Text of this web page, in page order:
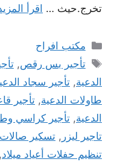
تخرج.حيث … اقرأ
التصنيفات
مكتب افراح
الوسوم
تأجير بس رقص,
الدعية, تأجير سجاد
طاولات الدعية, تأجير
الدعية, تأجير كراسي
تاجير ليزر , تسكير
تنظيم حفلات أعياد ميلاد,